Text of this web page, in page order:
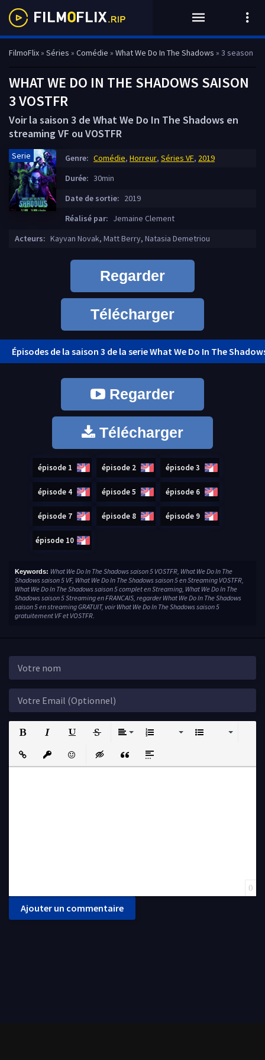
FilmoFlix» Séries » Comédie » What We Do In The Shadows » 3 season
WHAT WE DO IN THE SHADOWS SAISON
3 VOSTFR
Voir la saison 3 de What We Do In The Shadows en
streaming VF ou VOSTFR
Serie Genre: Comédie, Horreur, Séries VF, 2019
Durée: 30min
Date de sortie: 2019
Réalisé par: Jemaine Clement
Acteurs: Kayvan Novak, Matt Berry, Natasia Demetriou
Regarder
Télécharger
Épisodes de la saison 3 de la serie What We Do In The
Regarder
Télécharger
épisode 1 épisode 2 épisode 3
épisode 4 épisode 5 épisode 6
épisode 7 épisode 8 épisode 9
épisode 10
Keywords: What We Do In The Shadows saison 5 VOSTFR, What We Do In The
Shadows saison 5 VF, What We Do In The Shadows saison 5 en Streaming VOSTFR,
What We Do In The Shadows saison 5 complet en Streaming, What We Do In The
Shadows saison 5 Streaming en FRANCAIS, regarder What We Do In The Shadows
saison 5 en streaming GRATUIT, voir What We Do In The Shadows saison 5
gratuitement VF et VOSTFR.
Strikethrough
Insert LinkInsert protected link
EmoticonsInsert hidden text
Insert QuoteInsert spoiler
0
Ajouter un commentaire